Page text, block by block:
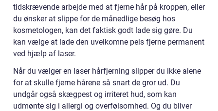
tidskrævende arbejde med at fjerne hår på kroppen, eller
du ønsker at slippe for de månedlige besøg hos
kosmetologen, kan det faktisk godt lade sig gøre. Du
kan vælge at lade den uvelkomne pels fjerne permanent
ved hjælp af laser.
Når du vælger en laser hårfjerning slipper du ikke alene
for at skulle fjerne hårene så snart de gror ud. Du
undgår også skægpest og irriteret hud, som kan
udmønte sig i allergi og overfølsomhed. Og du bliver